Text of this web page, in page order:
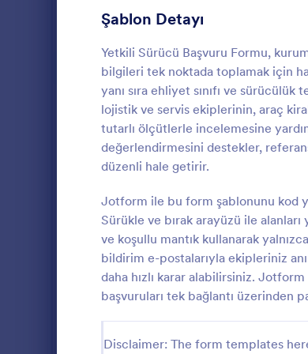
Şablon Detayı
Yetkili Sürücü Başvuru Formu,
bilgileri tek noktada toplamak için
yanı sıra ehliyet sınıfı ve
lojistik ve servis ekiplerinin, araç
tutarlı ölçütlerle incelemesine
değerlendirmesini destekler,
düzenli hale getirir.
Jotform ile bu form şablonunu kod
Sürükle ve bırak arayüzü ile
ve koşullu mantık kullanarak
bildirim e-postalarıyla ekipleriniz
daha hızlı karar alabilirsiniz.
başvuruları tek bağlantı üzerinden
Disclaimer: The form templates
Sürücü Formları 12
Elektrikçi Formları 6
Mühendis Formları 5
Girişimci Formları
Estetisyen Formları 12
Etkinlik Planlayıcı Formları 16
Çiftçi Formları 8
Mali Müşavir Formları 49